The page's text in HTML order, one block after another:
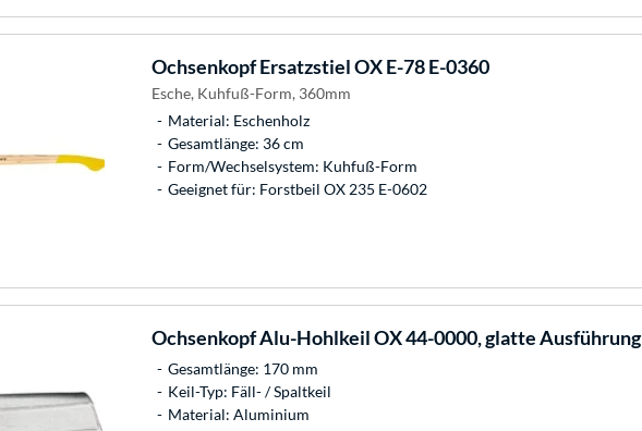
OchsenkopfErsatzstiel OX E-78 E-0360
Esche, Kuhfuß-Form, 360mm
Material: Eschenholz
Gesamtlänge: 36 cm
Form/Wechselsystem: Kuhfuß-Form
Geeignet für: Forstbeil OX 235 E-0602
OchsenkopfAlu-Hohlkeil OX 44-0000, glatte Ausführung
Gesamtlänge: 170 mm
Keil-Typ: Fäll- / Spaltkeil
Material: Aluminium